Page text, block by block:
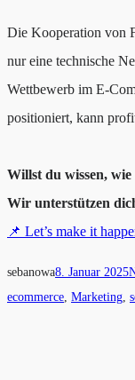
Die Kooperation von
nur eine technische
Wettbewerb im E-
positioniert, kann
Willst du wissen,
Wir unterstützen
📌 Let’s make it
sebanowa8. Januar 2025
ecommerce Marketing